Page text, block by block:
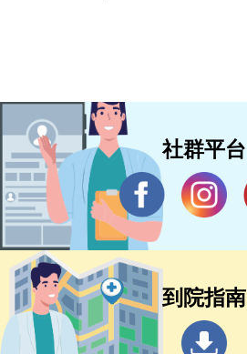
社群平台
到院指南